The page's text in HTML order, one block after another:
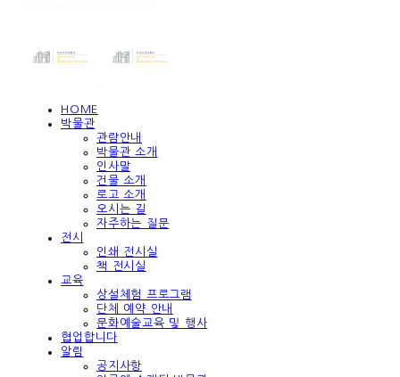
HOME
박물관
관람안내
박물관 소개
인사말
건물 소개
로고 소개
오시는 길
자주하는 질문
전시
인쇄 전시실
책 전시실
교육
상설체험 프로그램
단체 예약 안내
문화예술교육 및 행사
협업합니다
알림
공지사항